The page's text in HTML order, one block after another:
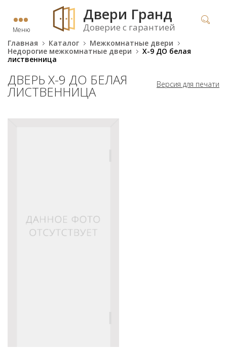
Меню
Двери Гранд
Доверие с гарантией
Главная Каталог
Межкомнатные двери
Недорогие межкомнатные двери
X-9 ДО белая
лиственница
Версия для печати
ДВЕРЬ X-9 ДО БЕЛАЯ
ЛИСТВЕННИЦА